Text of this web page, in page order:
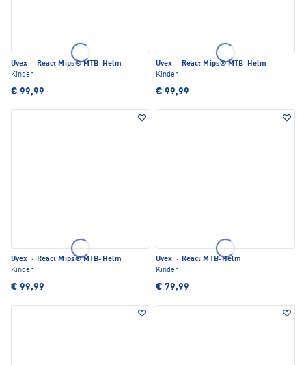
Uvex · React Mips® MTB-Helm
Kinder
€ 99,99
Uvex · React Mips® MTB-Helm
Kinder
€ 99,99
Uvex · React Mips® MTB-Helm
Kinder
€ 99,99
Uvex · React MTB-Helm
Kinder
€ 79,99